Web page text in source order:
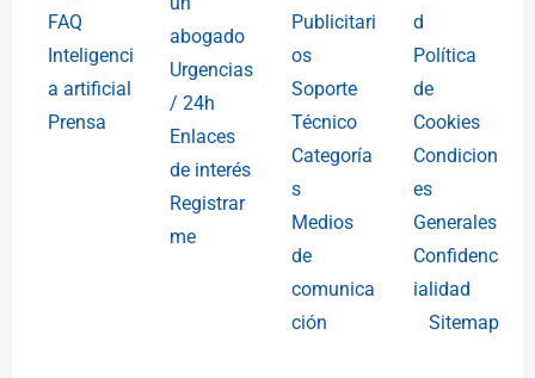
FAQ
Inteligenci
a artificial
Prensa
abogado
Urgencias
/ 24h
Enlaces
de interés
Registrar
me
Publicitari
os
Soporte
Técnico
Categoría
s
Medios
de
comunica
ción
d
Política
de
Cookies
Condicion
es
Generales
Confidenc
ialidad
Sitemap